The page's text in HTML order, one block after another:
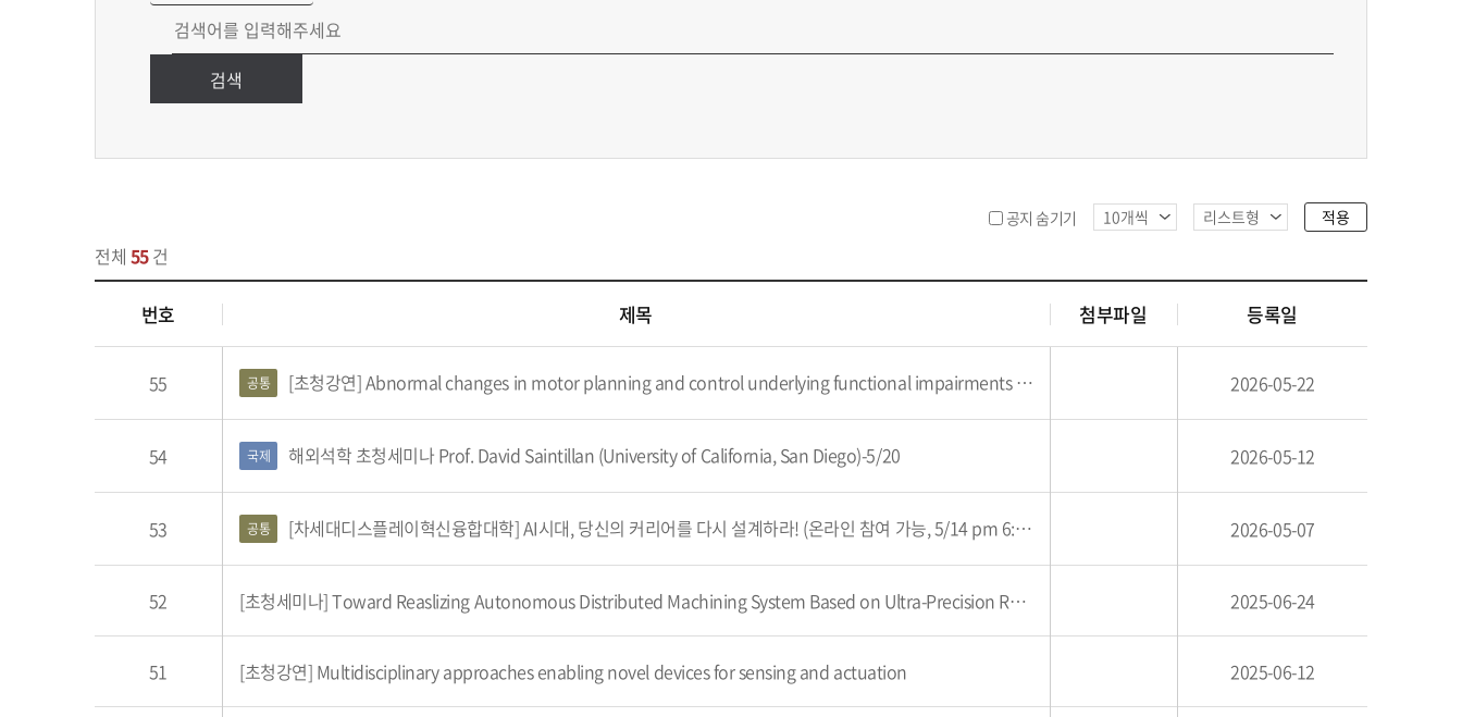
검색
공지 숨기기 적용
전체 55건
번호 제목 첨부파일 등록일
55 공통 [초청강연] Abnormal changes in motor planning and control underlying functional impairments in neurological disorders 2026-05-22
54 국제 해외석학 초청세미나 Prof. David Saintillan (University of California, San Diego)-5/20 2026-05-12
53 공통 [차세대디스플레이혁신융합대학] AI시대, 당신의 커리어를 다시 설계하라! (온라인 참여 가능, 5/14 pm 6:00) 2026-05-07
52 [초청세미나] Toward Reaslizing Autonomous Distributed Machining System Based on Ultra-Precision Robotics to Replace Skilled Craftsmanship (동경대학교 Kizaki Toru 교수.) 2025-06-24
51 [초청강연] Multidisciplinary approaches enabling novel devices for sensing and actuation 2025-06-12